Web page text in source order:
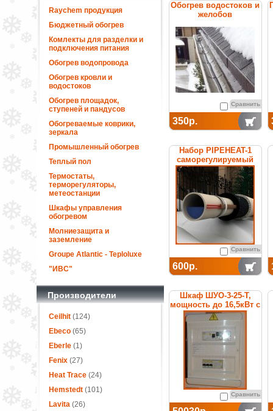
Raychem продукция
Бюджетный обогрев
Комлекты для разделки и
подключения питания
Обогрев водопровода
Обогрев кровли и
водостоков
Обогрев площадок,
ступеней и пандусов
Обогреваемые коврики,
зеркала
Промышленный обогрев
Теплый пол
Термостаты,
терморегуляторы,
метеостанции
Шкафы управления
обогревом
Молниезащита и
заземление
Groupe Atlantic - Teploluxe
"ИВС"
Производители
Ceilhit(124)
Ebeco(65)
Eberle(1)
Fenix(27)
Heat Trace(24)
Hemstedt(101)
Lavita(26)
Обогрев водостоков и
желобов
Сравнить
350р.
Набор PIPEHEAT-1
саморегулируемый
для обогрева
пластиковых труб
Сравнить
600р.
Шкаф ШУО-3-25-T,
мощность до 16,5кВт с
термостатом
Сравнить